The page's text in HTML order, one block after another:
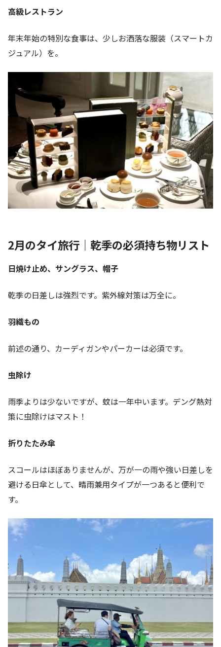
高級レストラン
年末年始の特別な食事は、少しお洒落な服装（スマートカ
ジュアル）を。
2月のタイ旅行｜乾季の必須持ち物リスト
日焼け止め、サングラス、帽子
乾季の日差しは強烈です。紫外線対策は万全に。
羽織もの
前述の通り、カーディガンやパーカーは必須です。
虫除け
雨季よりは少ないですが、蚊は一年中います。デング熱対
策に虫除けはマスト！
折りたたみ傘
スコールはほぼありませんが、万が一の雨や強い日差しを
避ける日傘として、晴雨兼用タイプが一つあると便利で
す。